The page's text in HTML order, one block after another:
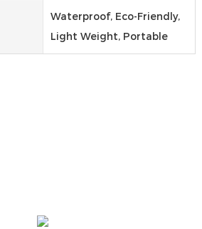
Waterproof, Eco-Friendly,
Light Weight, Portable